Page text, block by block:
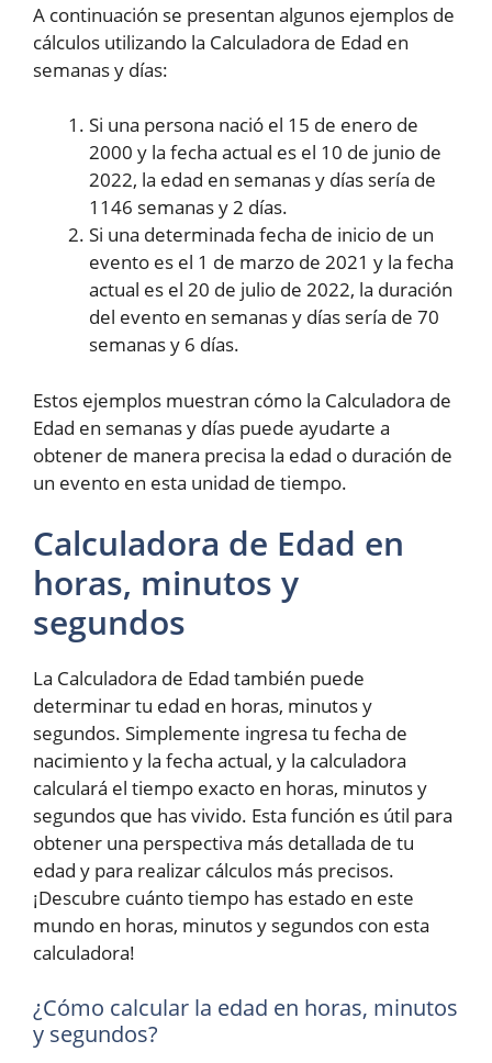
A continuación se presentan algunos ejemplos de
cálculos utilizando la Calculadora de Edad en
semanas y días:
Si una persona nació el 15 de enero de
2000 y la fecha actual es el 10 de junio de
2022, la edad en semanas y días sería de
1146 semanas y 2 días.
Si una determinada fecha de inicio de un
evento es el 1 de marzo de 2021 y la fecha
actual es el 20 de julio de 2022, la duración
del evento en semanas y días sería de 70
semanas y 6 días.
Estos ejemplos muestran cómo la Calculadora de
Edad en semanas y días puede ayudarte a
obtener de manera precisa la edad o duración de
un evento en esta unidad de tiempo.
Calculadora de Edad en
horas, minutos y
segundos
La Calculadora de Edad también puede
determinar tu edad en horas, minutos y
segundos. Simplemente ingresa tu fecha de
nacimiento y la fecha actual, y la calculadora
calculará el tiempo exacto en horas, minutos y
segundos que has vivido. Esta función es útil para
obtener una perspectiva más detallada de tu
edad y para realizar cálculos más precisos.
¡Descubre cuánto tiempo has estado en este
mundo en horas, minutos y segundos con esta
calculadora!
¿Cómo calcular la edad en horas, minutos
y segundos?